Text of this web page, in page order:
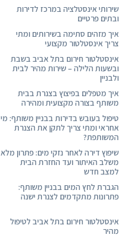
שירותי אינסטלציה במרכז לדירות
ובתים פרטיים
איך מזהים סתימה בשירותים ומתי
צריך אינסטלטור מקצועי
אינסטלטור חירום בתל אביב בשבת
ובשעות הלילה – שירות מהיר לבית
ולבניין
איך מטפלים בפיצוץ בצנרת בבית
משותף בצורה מקצועית ומהירה
טיפול בעובש בדירות בבניין משותף: מי
אחראי ומתי צריך לתקן את הצנרת
המשותפת?
שיפוץ דירה לאחר נזקי מים: פתרון מלא
משלב האיתור ועד החזרת הבית
למצב חדש
הגברת לחץ המים בבניין משותף:
פתרונות מתקדמים לצנרת ישנה
אינסטלטור חירום בתל אביב לטיפול
מהיר